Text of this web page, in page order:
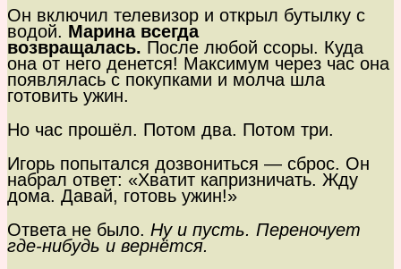
Он включил телевизор и открыл бутылку с
водой. Марина всегда
возвращалась. После любой ссоры. Куда
она от него денется! Максимум через час она
появлялась с покупками и молча шла
готовить ужин.
Но час прошёл. Потом два. Потом три.
Игорь попытался дозвониться — сброс. Он
набрал ответ: «Хватит капризничать. Жду
дома. Давай, готовь ужин!»
Ответа не было. Ну и пусть. Переночует
где-нибудь и вернётся.